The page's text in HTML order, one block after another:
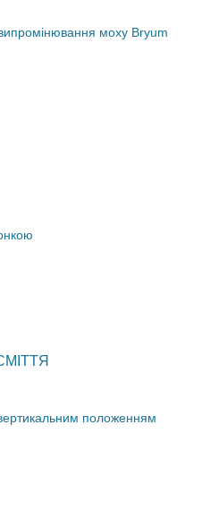
випромінювання моху Bryum
положенням